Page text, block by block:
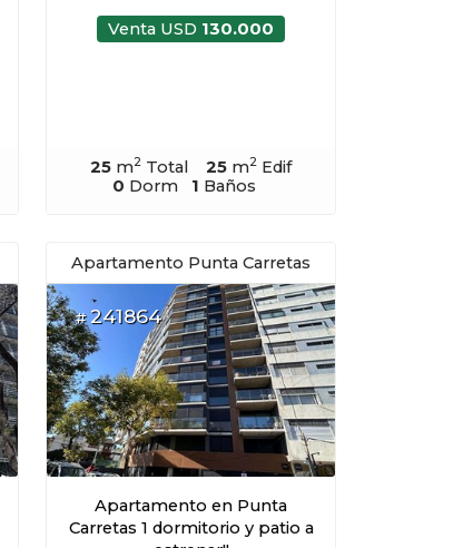
Venta USD 130.000
25 m2 Total 25 m2 Edif
0 Dorm 1 Baños
Apartamento Punta Carretas
#241864
Apartamento en Punta
Carretas 1 dormitorio y patio a